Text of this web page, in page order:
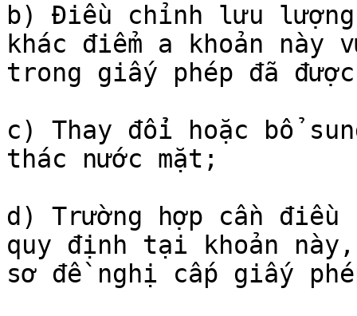
b) Điều chỉnh lưu
khác điểm a khoản này
trong giấy phép đã
c) Thay đổi hoặc bổ
thác nước mặt;
d) Trường hợp cần
quy định tại khoản
sơ đề nghị cấp giấy